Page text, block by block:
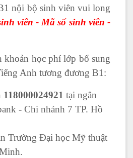
nội bộ sinh viên vui long
viên - Mã số sinh viên -
khoản học phí lớp bổ sung
Anh tương đương B1:
118000024921 tại ngân
- Chi nhánh 7 TP. Hồ
Trường Đại học Mỹ thuật